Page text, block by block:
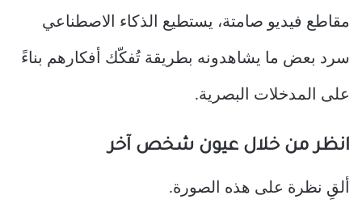
مقاطع فيديو صامتة، يستطيع الذكاء الاصطناعي
سرد ​​بعض ما يشاهدونه بطريقة تُفكّك أفكارهم بناءً
على المدخلات البصرية.
انظر من خلال عيون شخص آخر
ألقِ نظرة على هذه الصورة.